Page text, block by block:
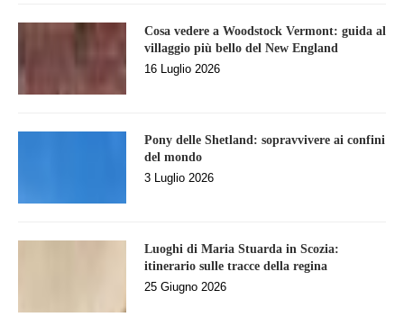
Cosa vedere a Woodstock Vermont: guida al
villaggio più bello del New England
16 Luglio 2026
Pony delle Shetland: sopravvivere ai confini
del mondo
3 Luglio 2026
Luoghi di Maria Stuarda in Scozia:
itinerario sulle tracce della regina
25 Giugno 2026